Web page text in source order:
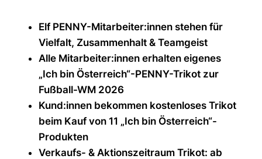
Elf PENNY-Mitarbeiter:innen stehen für
Vielfalt, Zusammenhalt & Teamgeist
Alle Mitarbeiter:innen erhalten eigenes
„Ich bin Österreich“-PENNY-Trikot zur
Fußball-WM 2026
Kund:innen bekommen kostenloses Trikot
beim Kauf von 11 „Ich bin Österreich“-
Produkten
Verkaufs- & Aktionszeitraum Trikot: ab